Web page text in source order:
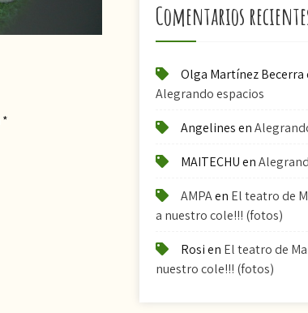
*
Comentarios
Olga Martínez Becerra
Alegrando espacios
Angelinesen
MAITECHUen
AMPAen El teatro de
a nuestro cole!!! (fotos)
Rosien El teatro de
nuestro cole!!! (fotos)